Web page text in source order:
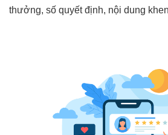
thưởng, số quyết định, nội dung